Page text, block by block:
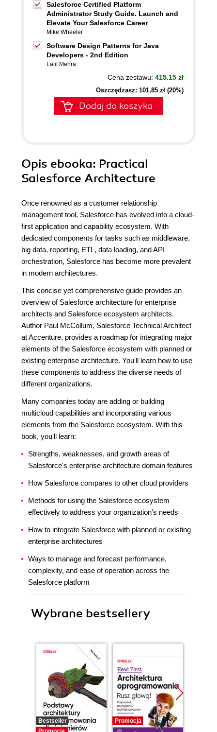
Salesforce Certified Platform
Administrator Study Guide. Launch and
Elevate Your Salesforce Career
Mike Wheeler
Software Design Patterns for Java
Developers - 2nd Edition
Lalit Mehra
Cena zestawu: 415.15 zł
Oszczędzasz: 101,85 zł (20%)
Dodaj do koszyka
Opis ebooka: Practical
Salesforce Architecture
Once renowned as a customer relationship
management tool, Salesforce has evolved into a cloud-
first application and capability ecosystem. With
dedicated components for tasks such as middleware,
big data, reporting, ETL, data loading, and API
orchestration, Salesforce has become more prevalent
in modern architectures.
This concise yet comprehensive guide provides an
overview of Salesforce architecture for enterprise
architects and Salesforce ecosystem architects.
Author Paul McCollum, Salesforce Technical Architect
at Accenture, provides a roadmap for integrating major
elements of the Salesforce ecosystem with planned or
existing enterprise architecture. You'll learn how to use
these components to address the diverse needs of
different organizations.
Many companies today are adding or building
multicloud capabilities and incorporating various
elements from the Salesforce ecosystem. With this
book, you'll learn:
Strengths, weaknesses, and growth areas of
Salesforce's enterprise architecture domain features
How Salesforce compares to other cloud providers
Methods for using the Salesforce ecosystem
effectively to address your organization's needs
How to integrate Salesforce with planned or existing
enterprise architectures
Ways to manage and forecast performance,
complexity, and ease of operation across the
Salesforce platform
Wybrane bestsellery
Bestseller
Promocja